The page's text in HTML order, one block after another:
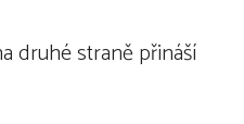
druhé straně přináší